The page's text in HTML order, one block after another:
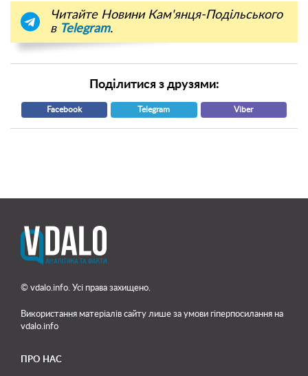
Читайте Новини Кам'янця-Подільського
в Telegram.
Поділитися з друзями:
Facebook Telegram Viber
© vdalo.info. Усі права захищено.
Використання матеріалів сайту лише за умови гіперпосилання на
vdalo.info
ПРО НАС